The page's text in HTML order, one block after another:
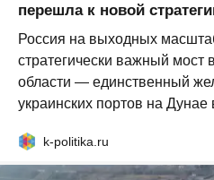
перешла к новой
Россия на выходных
стратегически важный мост
области — единственный
украинских портов на Дунае
k-politika.ru